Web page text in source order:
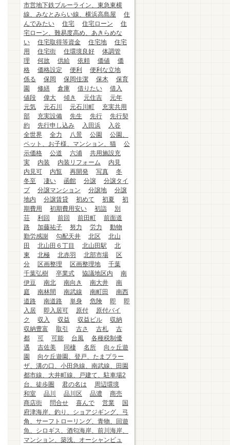
市営地下鉄ブルーライン、東急東横
線、みなとみらい線、横浜高島屋
住
んでみたい
住宅 住宅ローン
住
宅ローン、難易度高め、あきらめな
い
住宅取得等資金 住宅地
住宅
用
住宅街 住環境良好
体調管
理
何故 供給 依頼 価値
価
格
価格設定 便利
便利な立地
係る
保岡 保岡佳潔 保木
保育
園
修繕 倉庫 借りたい
借入
値段
偉大 傾き 元住吉
元年
元気
元石川 元石川町
充実共用
部
充実設備 先生 先行
先行契
約
先行申し込み 入田浜
入谷
全世界
全力 八景 公園
公園、
ペット、お子様、マンション、猫
公
示価格
公道 六浦
共用施設充
実
内装 内装リフォーム
内見
内見可
内覧 再開発 写真
冬
冬至
凄い 函館 分譲
分譲タイ
プ
分譲マンション 分譲地
分譲
地内
分譲賃貸 初めて 初夏
初
期費用
初期費用安い 初詣
別
荘
利回 前回 前田町
前面道
路
加藤祐子 努力 労力
動物
勤労感謝
勾配天井 北区
北山
田
北山田６丁目 北山田駅
北
東
北極 北赤羽 北部市場
区
分
区画整理 区画整理地
千葉
千葉弘樹
卒業式 協議地区内
南
伊豆
南北 南向き 南大井
南
庭
南林間 南武線 南町田
南西
道路
南道路 単身 危険 即
即
入居
即入居可 原付
原付バイ
ク
収入 収益 収益ビル
収納
収納豊富
取引 古さ 古札
古
都
可 可能 台風
各種税制優
遇
吉佐美 同棲 名所
向ヶ丘遊
園
向ケ丘遊園、登戸、たまプラー
ザ、溝の口、小田急線、南武線、田園
都市線、大井町線、戸建て、駐車場2
台、徒歩圏
君の名は
周辺環境
和室
品川 品川区 品濃
商売
商店街
問合せ 喜んで 営業
国
府津海岸、釣り、ショアジギング、弓
角、サーフトローリング、青物、回遊
魚、シロギス、酒匂海岸、前川海岸、
マンション、築浅、オーシャンビュ